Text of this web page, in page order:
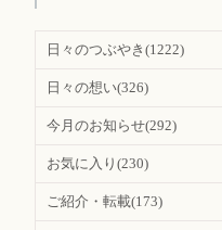
日々のつぶやき (1222)
日々の想い(326)
今月のお知らせ(292)
お気に入り (230)
ご紹介・転載(173)